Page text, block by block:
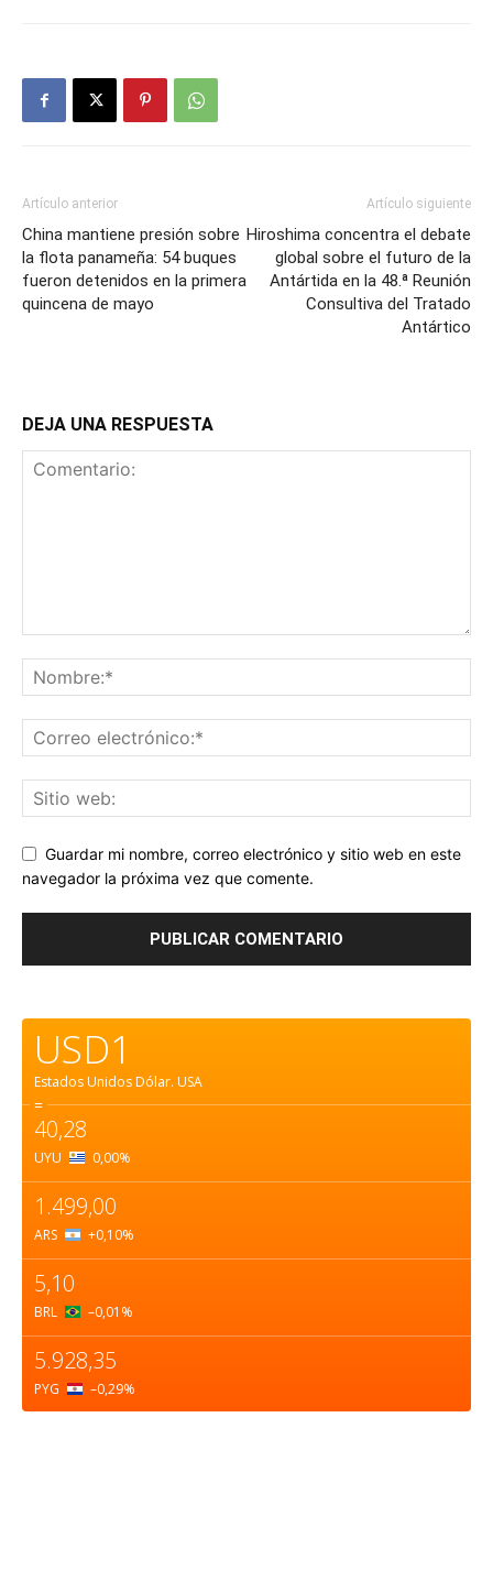
Artículo anterior
China mantiene presión sobre
la flota panameña: 54 buques
fueron detenidos en la primera
quincena de mayo
Artículo siguiente
Hiroshima concentra el debate
global sobre el futuro de la
Antártida en la 48.ª Reunión
Consultiva del Tratado
Antártico
DEJA UNA RESPUESTA
Guardar mi nombre, correo electrónico y sitio web en este
navegador la próxima vez que comente.
USD1
Estados Unidos Dólar. USA
=
40,28
UYU 0,00%
1.499,00
ARS +0,10%
5,10
BRL –0,01 %
5.928,35
PYG –0,29%